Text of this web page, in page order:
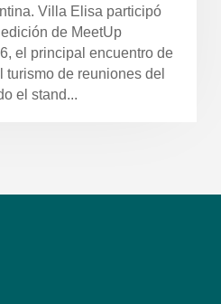
Villa Elisa participó
de MeetUp
el principal encuentro de
turismo de reuniones del
el stand...